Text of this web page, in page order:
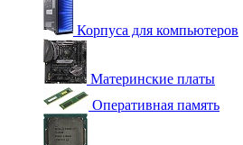
Корпуса для компьютеров
Материнские платы
Оперативная память